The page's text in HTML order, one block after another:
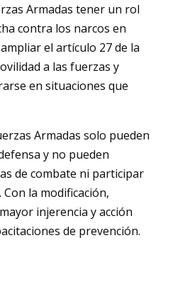
Armadas tener un rol
contra los narcos en
el artículo 27 de la
a las fuerzas y
en situaciones que
Armadas solo pueden
y no pueden
de combate ni participar
la modificación,
injerencia y acción
de prevención.